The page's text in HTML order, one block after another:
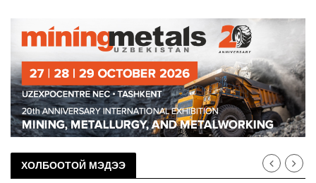
ХОЛБООТОЙ МЭДЭЭ